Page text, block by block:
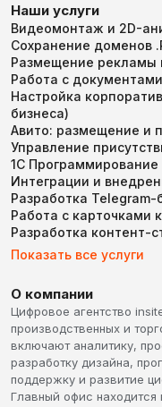
Наши услуги
Видеомонтаж и 2D-
Сохранение доменов
Размещение рекламы
Работа с
Настройка
бизнеса)
Авито: размещение и
Управление
1С Программирование
Интеграции и
Разработка Telegram-
Работа с карточками
Разработка контент-
Показать все услуги
О компании
Цифровое агентство
производственных и
включают аналитику,
разработку дизайна,
поддержку и развитие
Главный офис находится